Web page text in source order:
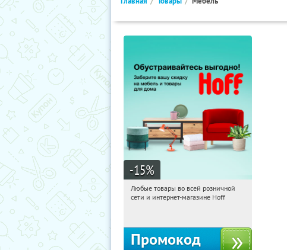
-15%
00:42:06 Получили:
Любые товары во всей розничной
сети и интернет-магазине Hoff
Промокод